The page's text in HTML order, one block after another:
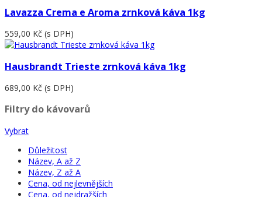
Lavazza Crema e Aroma zrnková káva 1kg
559,00 Kč (s DPH)
Hausbrandt Trieste zrnková káva 1kg
689,00 Kč (s DPH)
Filtry do kávovarů
Vybrat
Důležitost
Název, A až Z
Název, Z až A
Cena, od nejlevnějších
Cena, od nejdražších